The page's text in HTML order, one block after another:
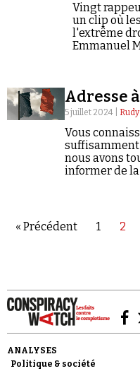
Vingt
un clip où
l'extrême
Emmanuel
Adresse
5 juillet 2024 |
Vous
nous avons
informer de
« Précédent 1 2
ANALYSES
Politique & société